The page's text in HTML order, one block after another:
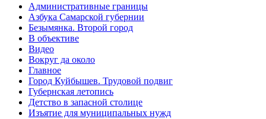
Административные границы
Азбука Самарской губернии
Безымянка. Второй город
В объективе
Видео
Вокруг да около
Главное
Город Куйбышев. Трудовой подвиг
Губернская летопись
Детство в запасной столице
Изъятие для муниципальных нужд